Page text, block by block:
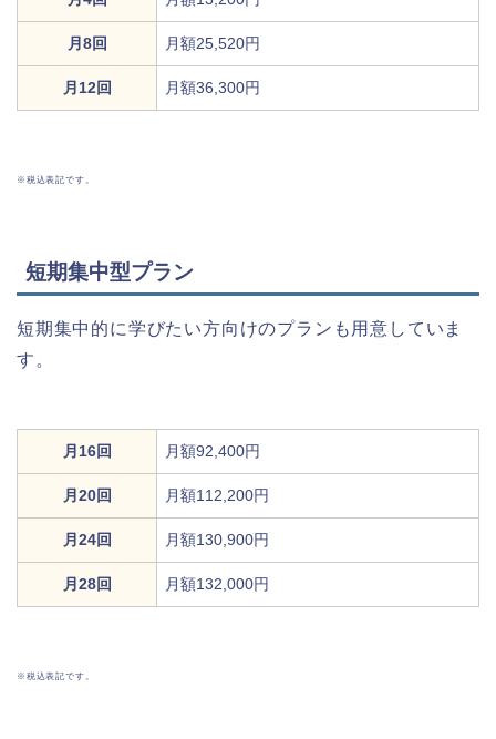
月8回 月額25,520円
月12回 月額36,300円
※税込表記です。
短期集中型プラン
短期集中的に学びたい方向けのプランも用意していま
す。
月16回 月額92,400円
月20回 月額112,200円
月24回 月額130,900円
月28回 月額132,000円
※税込表記です。